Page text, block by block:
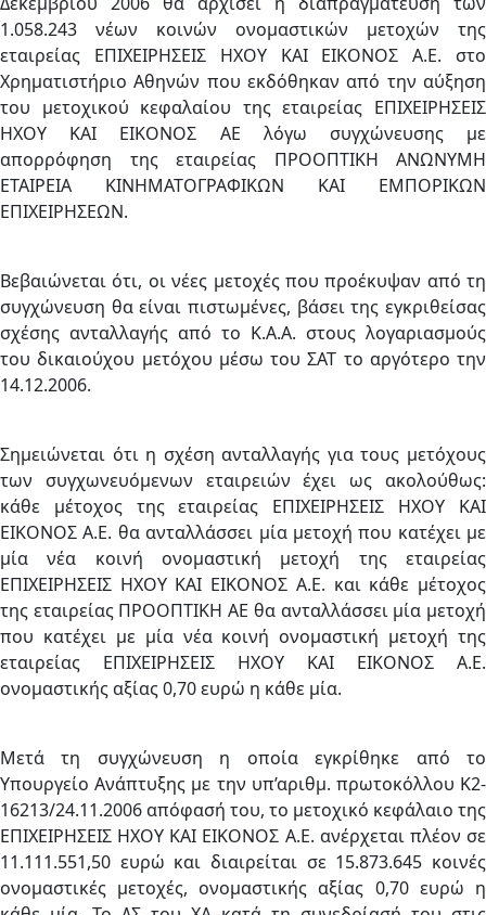
1.058.243 νέων κοινών ονομαστικών μετοχών της
εταιρείας ΕΠΙΧΕΙΡΗΣΕΙΣ ΗΧΟΥ ΚΑΙ ΕΙΚΟΝΟΣ Α.Ε. στο
Χρηματιστήριο Αθηνών που εκδόθηκαν από την αύξηση
του μετοχικού κεφαλαίου της εταιρείας ΕΠΙΧΕΙΡΗΣΕΙΣ
ΗΧΟΥ ΚΑΙ ΕΙΚΟΝΟΣ ΑΕ λόγω συγχώνευσης με
απορρόφηση της εταιρείας ΠΡΟΟΠΤΙΚΗ ΑΝΩΝΥΜΗ
ΕΤΑΙΡΕΙΑ ΚΙΝΗΜΑΤΟΓΡΑΦΙΚΩΝ ΚΑΙ ΕΜΠΟΡΙΚΩΝ
ΕΠΙΧΕΙΡΗΣΕΩΝ.
Βεβαιώνεται ότι, οι νέες μετοχές που προέκυψαν από τη
συγχώνευση θα είναι πιστωμένες, βάσει της εγκριθείσας
σχέσης ανταλλαγής από το Κ.Α.Α. στους λογαριασμούς
του δικαιούχου μετόχου μέσω του ΣΑΤ το αργότερο την
14.12.2006.
Σημειώνεται ότι η σχέση ανταλλαγής για τους μετόχους
των συγχωνευόμενων εταιρειών έχει ως ακολούθως:
κάθε μέτοχος της εταιρείας ΕΠΙΧΕΙΡΗΣΕΙΣ ΗΧΟΥ ΚΑΙ
ΕΙΚΟΝΟΣ Α.Ε. θα ανταλλάσσει μία μετοχή που κατέχει με
μία νέα κοινή ονομαστική μετοχή της εταιρείας
ΕΠΙΧΕΙΡΗΣΕΙΣ ΗΧΟΥ ΚΑΙ ΕΙΚΟΝΟΣ Α.Ε. και κάθε μέτοχος
της εταιρείας ΠΡΟΟΠΤΙΚΗ ΑΕ θα ανταλλάσσει μία μετοχή
που κατέχει με μία νέα κοινή ονομαστική μετοχή της
εταιρείας ΕΠΙΧΕΙΡΗΣΕΙΣ ΗΧΟΥ ΚΑΙ ΕΙΚΟΝΟΣ Α.Ε.
ονομαστικής αξίας 0,70 ευρώ η κάθε μία.
Μετά τη συγχώνευση η οποία εγκρίθηκε από το
Υπουργείο Ανάπτυξης με την υπ’αριθμ. πρωτοκόλλου Κ2-
16213/24.11.2006 απόφασή του, το μετοχικό κεφάλαιο της
ΕΠΙΧΕΙΡΗΣΕΙΣ ΗΧΟΥ ΚΑΙ ΕΙΚΟΝΟΣ Α.Ε. ανέρχεται πλέον σε
11.111.551,50 ευρώ και διαιρείται σε 15.873.645 κοινές
ονομαστικές μετοχές, ονομαστικής αξίας 0,70 ευρώ η